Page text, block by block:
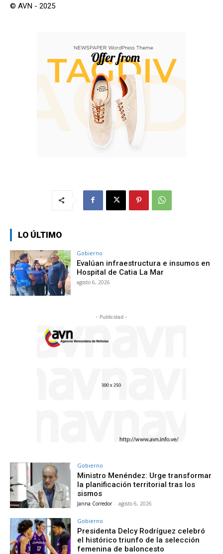
© AVN - 2025
LO ÚLTIMO
Gobierno
Evalúan infraestructura e insumos en
Hospital de Catia La Mar
agosto 6, 2026
- Publicidad -
Gobierno
Ministro Menéndez: Urge transformar
la planificación territorial tras los
sismos
Janna Corredor - agosto 6, 2026
Gobierno
Presidenta Delcy Rodríguez celebró
el histórico triunfo de la selección
femenina de baloncesto